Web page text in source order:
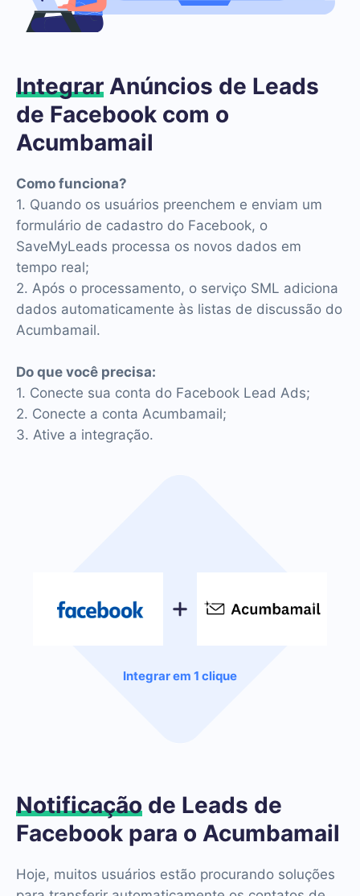
Integrar em 1 clique
Integrar Anúncios de Leads
de Facebook com o
Acumbamail
Como funciona?
1. Quando os usuários preenchem e enviam um
formulário de cadastro do Facebook, o
SaveMyLeads processa os novos dados em
tempo real;
2. Após o processamento, o serviço SML adiciona
dados automaticamente às listas de discussão do
Acumbamail.
Do que você precisa:
1. Conecte sua conta do Facebook Lead Ads;
2. Conecte a conta Acumbamail;
3. Ative a integração.
Notificação de Leads de
Facebook para o Acumbamail
Hoje, muitos usuários estão procurando soluções